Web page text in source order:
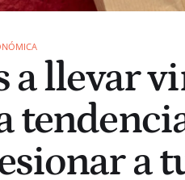
a llevar
a